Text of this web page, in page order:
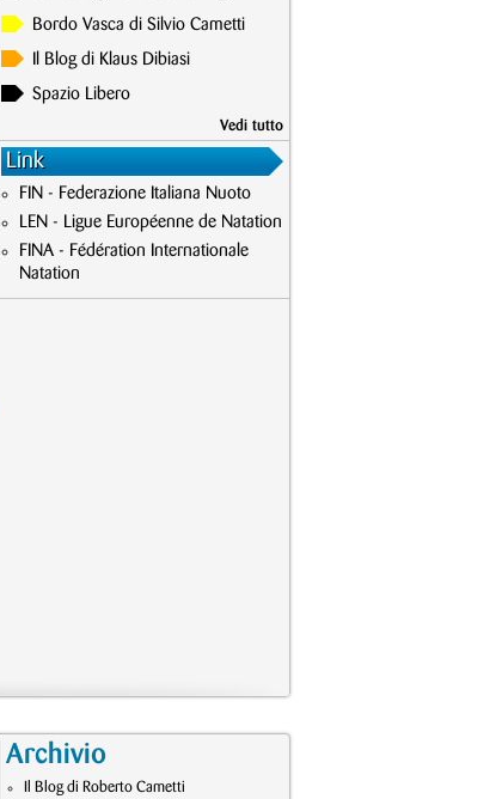
Bordo Vasca di Silvio Cametti
Il Blog di Klaus Dibiasi
Spazio Libero
Vedi tutto
Link
FIN - Federazione Italiana Nuoto
LEN - Ligue Européenne de Natation
FINA - Fédération Internationale
Natation
Archivio
Il Blog di Roberto Cametti